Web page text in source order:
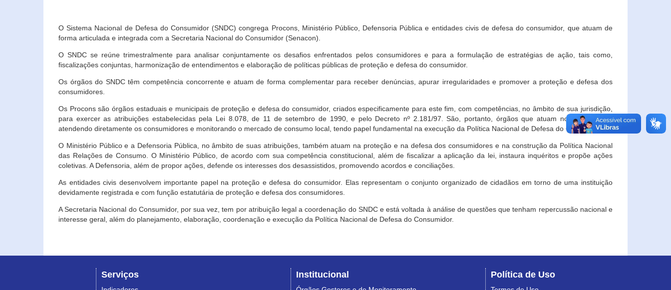
O Sistema Nacional de Defesa do Consumidor (SNDC) congrega Procons, Ministério Público, Defensoria Pública e entidades civis de defesa do consumidor, que atuam de
forma articulada e integrada com a Secretaria Nacional do Consumidor (Senacon).
O SNDC se reúne trimestralmente para analisar conjuntamente os desafios enfrentados pelos consumidores e para a formulação de estratégias de ação, tais como,
fiscalizações conjuntas, harmonização de entendimentos e elaboração de políticas públicas de proteção e defesa do consumidor.
Os órgãos do SNDC têm competência concorrente e atuam de forma complementar para receber denúncias, apurar irregularidades e promover a proteção e defesa dos
consumidores.
Os Procons são órgãos estaduais e municipais de proteção e defesa do consumidor, criados especificamente para este fim, com competências, no âmbito de sua jurisdição,
para exercer as atribuições estabelecidas pela Lei 8.078, de 11 de setembro de 1990, e pelo Decreto nº 2.181/97. São, portanto, órgãos que atuam no âmbito local,
atendendo diretamente os consumidores e monitorando o mercado de consumo local, tendo papel fundamental na execução da Política Nacional de Defesa do Consumidor.
O Ministério Público e a Defensoria Pública, no âmbito de suas atribuições, também atuam na proteção e na defesa dos consumidores e na construção da Política Nacional
das Relações de Consumo. O Ministério Público, de acordo com sua competência constitucional, além de fiscalizar a aplicação da lei, instaura inquéritos e propõe ações
coletivas. A Defensoria, além de propor ações, defende os interesses dos desassistidos, promovendo acordos e conciliações.
As entidades civis desenvolvem importante papel na proteção e defesa do consumidor. Elas representam o conjunto organizado de cidadãos em torno de uma instituição
devidamente registrada e com função estatutária de proteção e defesa dos consumidores.
A Secretaria Nacional do Consumidor, por sua vez, tem por atribuição legal a coordenação do SNDC e está voltada à análise de questões que tenham repercussão nacional e
interesse geral, além do planejamento, elaboração, coordenação e execução da Política Nacional de Defesa do Consumidor.
Serviços Institucional Política de Uso